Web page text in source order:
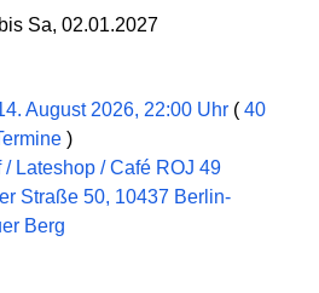
Sa, 02.01.2027
August 2026, 22:00 Uhr ( 40
)
/ Lateshop / Café ROJ 49
Straße 50, 10437 Berlin-
Berg